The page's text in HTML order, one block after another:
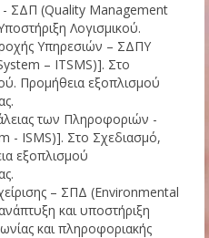
- ΣΔΠ (Quality Management
Λογισμικού.
Υπηρεσιών – ΣΔΠΥ
– ITSMS)]. Στο
Προμήθεια εξοπλισμού
των Πληροφοριών -
- ISMS)]. Στο Σχεδιασμό,
εξοπλισμού
– ΣΠΔ (Environmental
και υποστήριξη
και πληροφοριακής